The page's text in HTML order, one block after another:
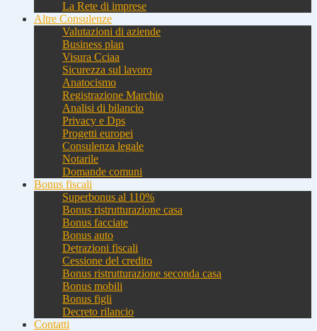
La Rete di imprese
Altre Consulenze
Valutazioni di aziende
Business plan
Visura Cciaa
Sicurezza sul lavoro
Anatocismo
Registrazione Marchio
Analisi di bilancio
Privacy e Dps
Progetti europei
Consulenza legale
Notarile
Domande comuni
Bonus fiscali
Superbonus al 110%
Bonus ristrutturazione casa
Bonus facciate
Bonus auto
Detrazioni fiscali
Cessione del credito
Bonus ristrutturazione seconda casa
Bonus mobili
Bonus figli
Decreto rilancio
Contatti